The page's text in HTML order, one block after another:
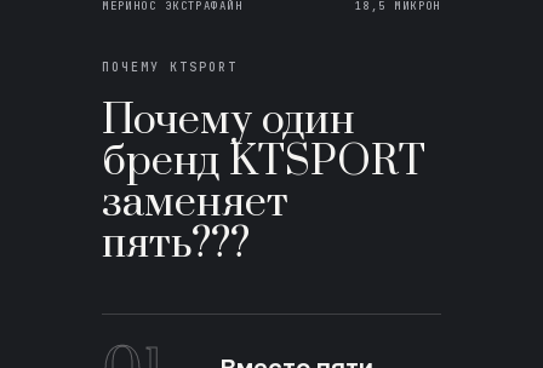
МЕРИНОС ЭКСТРАФАЙН 18,5 МИКРОН
ПОЧЕМУ KTSPORT
Почему один
бренд KTSPORT
заменяет
пять???